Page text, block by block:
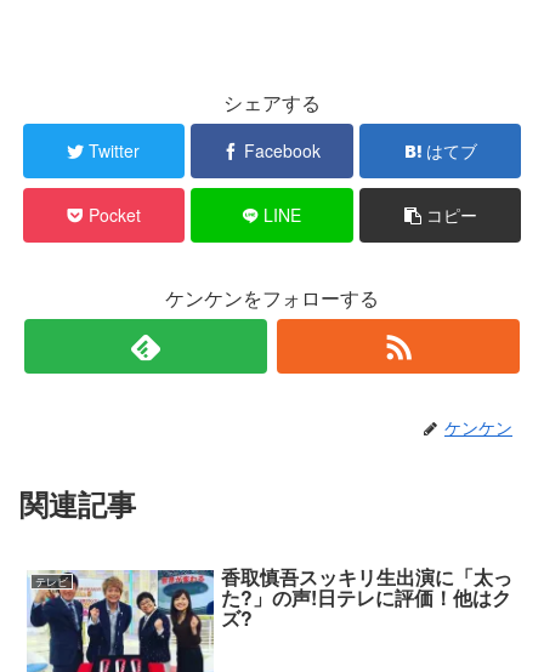
シェアする
Twitter Facebook はてブ
Pocket LINE コピー
ケンケンをフォローする
ケンケン
関連記事
テレビ 香取慎吾スッキリ生出演に「太っ
た?」の声!日テレに評価！他はク
ズ?